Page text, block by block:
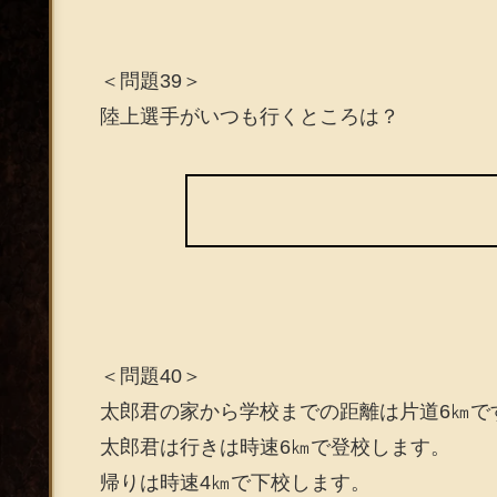
＜問題39＞
陸上選手がいつも行くところは？
＜問題40＞
太郎君の家から学校までの距離は片道6㎞で
太郎君は行きは時速6㎞で登校します。
帰りは時速4㎞で下校します。